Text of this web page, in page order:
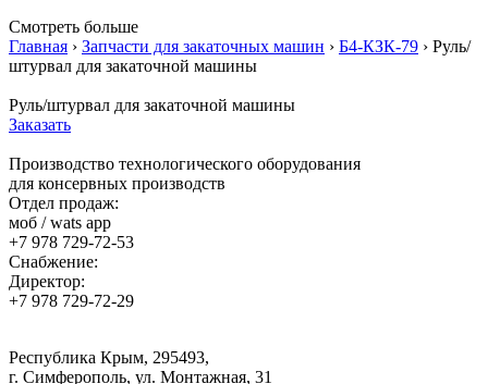
Смотреть больше
Главная › Запчасти для закаточных машин › Б4-КЗК-79 › Руль/
штурвал для закаточной машины
Руль/штурвал для закаточной машины
Заказать
Производство технологического оборудования
для консервных производств
Отдел продаж:
моб / wats app
+7 978 729-72-53
Снабжение:
Директор:
+7 978 729-72-29
Республика Крым, 295493,
г. Симферополь, ул. Монтажная, 31